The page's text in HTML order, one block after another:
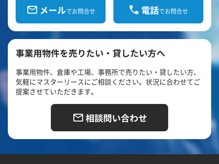
メールでお問合せ 電話でお問合せ
事業用物件を売りたい・貸したい方へ
事業用物件、倉庫や工場、事務所で売りたい・貸したい方、
気軽にマスターリースにご相談ください。状況に合わせてご
提案させていただきます。
相談問い合わせ